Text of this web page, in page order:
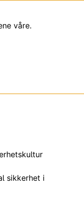
våre.
sikkerhet i